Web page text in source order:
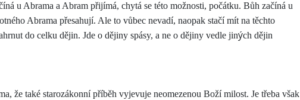
u Abrama a Abram přijímá, chytá se této možnosti, počátku. Bůh začíná u
Abrama přesahují. Ale to vůbec nevadí, naopak stačí mít na těchto
do celku dějin. Jde o dějiny spásy, a ne o dějiny vedle jiných dějin
že také starozákonní příběh vyjevuje neomezenou Boží milost. Je třeba však